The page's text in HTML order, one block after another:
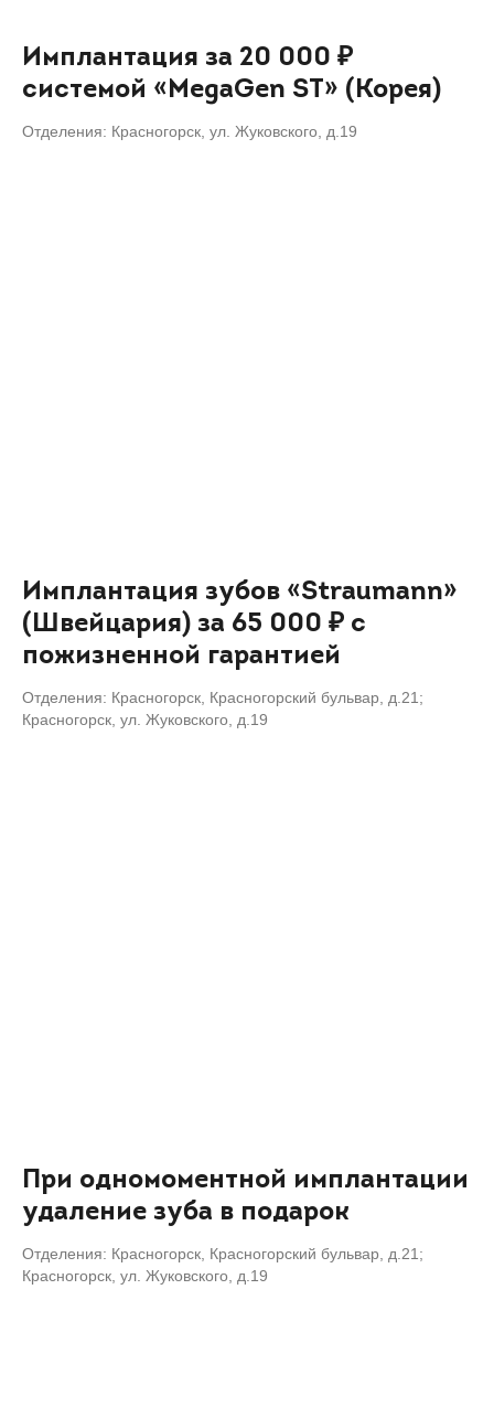
Имплантация за 20 000 ₽
системой «MegaGen ST» (Корея)
Отделения: Красногорск, ул. Жуковского, д.19
Имплантация зубов «Straumann»
(Швейцария) за 65 000 ₽ с
пожизненной гарантией
Отделения: Красногорск, Красногорский бульвар, д.21;
Красногорск, ул. Жуковского, д.19
При одномоментной имплантации
удаление зуба в подарок
Отделения: Красногорск, Красногорский бульвар, д.21;
Красногорск, ул. Жуковского, д.19